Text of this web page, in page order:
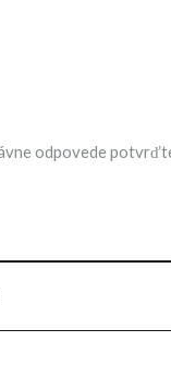
odpovede